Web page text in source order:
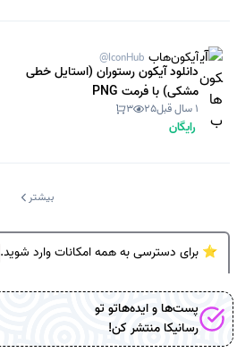
آیکون‌هاب @IconHub
دانلود آیکون رستوران (استایل خطی
مشکی) با فرمت PNG
1 سال قبل 25
3
رایگان
بیشتر
⭐ برای دسترسی به همه امکانات وارد شوید.
پست‌ها و ایده‌هاتو تو
رسانیکامنتشر کن!